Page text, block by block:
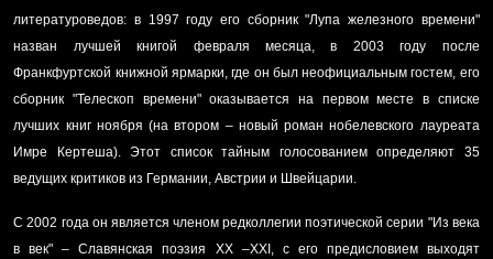
литературоведов: в 1997 году его сборник "Лупа железного времени"
назван лучшей книгой февраля месяца, в 2003 году после
Франкфуртской книжной ярмарки, где он был неофициальным гостем, его
сборник "Телескоп времени" оказывается на первом месте в списке
лучших книг ноября (на втором – новый роман нобелевского лауреата
Имре Кертеша). Этот список тайным голосованием определяют 35
ведущих критиков из Германии, Австрии и Швейцарии.
С 2002 года он является членом редколлегии поэтической серии "Из века
в век" – Славянская поэзия ХХ –ХХI, с его предисловием выходят